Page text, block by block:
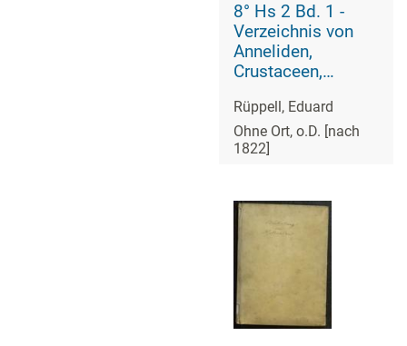
8° Hs 2 Bd. 1 -
Verzeichnis von
Anneliden,
Crustaceen,
Mollusken,
Säugetieren,
Vögeln, Amphibien
Rüppell, Eduard
Ohne Ort, o.D. [nach
1822]